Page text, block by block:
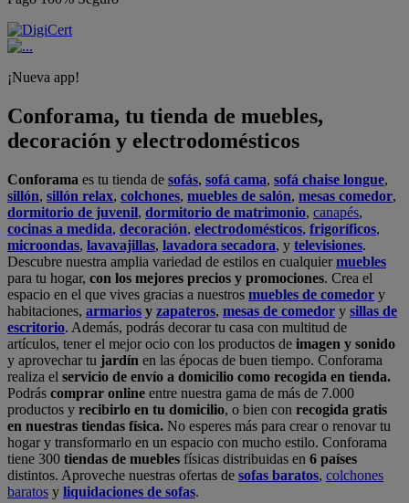
¡Nueva app!
Conforama, tu tienda de muebles,
decoración y electrodomésticos
Conforama es tu tienda de sofás, sofá cama, sofá chaise longue,
sillón, sillón relax, colchones, muebles de salón, mesas comedor,
dormitorio de juvenil, dormitorio de matrimonio, canapés,
cocinas a medida, decoración, electrodomésticos, frigoríficos,
microondas, lavavajillas, lavadora secadora, y televisiones.
Descubre nuestra amplia variedad de estilos en cualquiermuebles
para tu hogar, con los mejores precios y promociones. Crea el
espacio en el que vives gracias a nuestros muebles de comedor y
habitaciones, armarios y zapateros, mesas de comedor y sillas de
escritorio. Además, podrás decorar tu casa con multitud de
artículos, tener el mejor ocio con los productos de imagen y sonido
y aprovechar tu jardín en las épocas de buen tiempo. Conforama
realiza el servicio de envío a domicilio como recogida en tienda.
Podrás comprar online entre nuestra gama de más de 7.000
productos y recibirlo en tu domicilio, o bien con recogida gratis
en nuestras tiendas física. No esperes más para crear o renovar tu
hogar y transformarlo en un espacio con mucho estilo. Conforama
tiene 300 tiendas de muebles físicas distribuidas en 6 países
distintos. Aproveche nuestras ofertas de sofas baratos, colchones
baratos y liquidaciones de sofas.